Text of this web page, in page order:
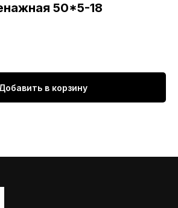
50*5-18
в корзину